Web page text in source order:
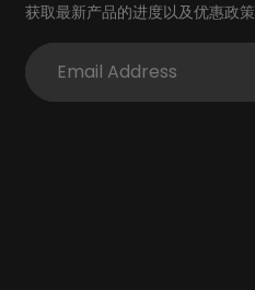
获取最新产品的进度以及优惠政策